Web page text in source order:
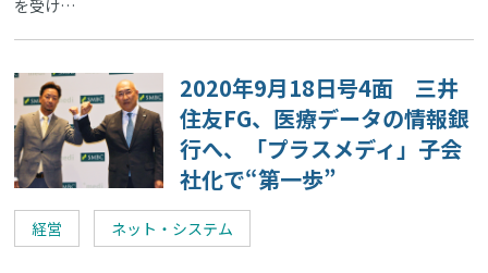
を受け…
2020年9月18日号4面 三井
住友FG、医療データの情報銀
行へ、「プラスメディ」子会
社化で“第一歩”
経営 ネット・システム